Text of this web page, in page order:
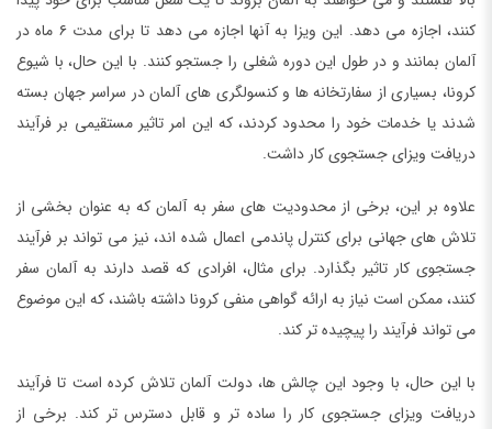
کنند، اجازه می دهد. این ویزا به آنها اجازه می دهد تا برای مدت ۶ ماه در
آلمان بمانند و در طول این دوره شغلی را جستجو کنند. با این حال، با شیوع
کرونا، بسیاری از سفارتخانه ها و کنسولگری های آلمان در سراسر جهان بسته
شدند یا خدمات خود را محدود کردند، که این امر تاثیر مستقیمی بر فرآیند
دریافت ویزای جستجوی کار داشت.
علاوه بر این، برخی از محدودیت های سفر به آلمان که به عنوان بخشی از
تلاش های جهانی برای کنترل پاندمی اعمال شده اند، نیز می تواند بر فرآیند
جستجوی کار تاثیر بگذارد. برای مثال، افرادی که قصد دارند به آلمان سفر
کنند، ممکن است نیاز به ارائه گواهی منفی کرونا داشته باشند، که این موضوع
می تواند فرآیند را پیچیده تر کند.
با این حال، با وجود این چالش ها، دولت آلمان تلاش کرده است تا فرآیند
دریافت ویزای جستجوی کار را ساده تر و قابل دسترس تر کند. برخی از